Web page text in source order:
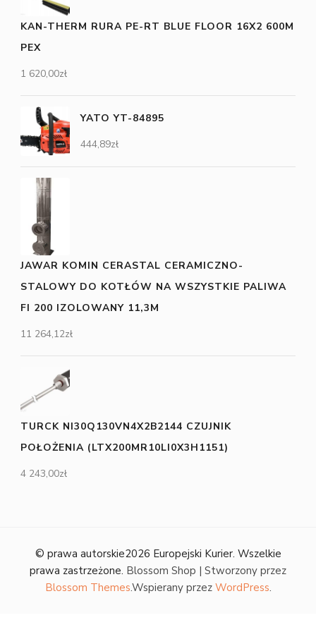
KAN-THERM RURA PE-RT BLUE FLOOR 16X2 600M
PEX
1 620,00zł
YATO YT-84895
444,89zł
JAWAR KOMIN CERASTAL CERAMICZNO-
STALOWY DO KOTŁÓW NA WSZYSTKIE PALIWA
FI 200 IZOLOWANY 11,3M
11 264,12zł
TURCK NI30Q130VN4X2B2144 CZUJNIK
POŁOŻENIA (LTX200MR10LI0X3H1151)
4 243,00zł
© prawa autorskie2026 Europejski Kurier. Wszelkie
prawa zastrzeżone. Blossom Shop | Stworzony przez
Blossom Themes.Wspierany przez WordPress.